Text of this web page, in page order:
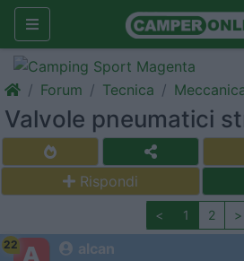
Forum Tecnica
Valvole pneumatici
Rispondi
< 1 2 >
22 alcan